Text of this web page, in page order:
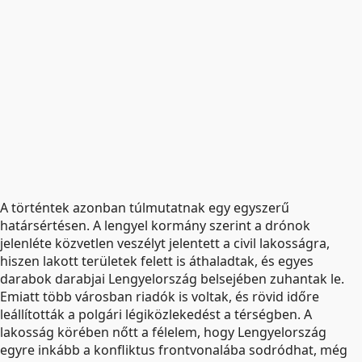
A történtek azonban túlmutatnak egy egyszerű
határsértésen. A lengyel kormány szerint a drónok
jelenléte közvetlen veszélyt jelentett a civil lakosságra,
hiszen lakott területek felett is áthaladtak, és egyes
darabok darabjai Lengyelország belsejében zuhantak le.
Emiatt több városban riadók is voltak, és rövid időre
leállították a polgári légiközlekedést a térségben. A
lakosság körében nőtt a félelem, hogy Lengyelország
egyre inkább a konfliktus frontvonalába sodródhat, még